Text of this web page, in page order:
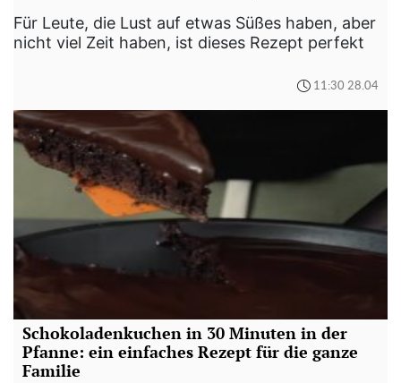
Für Leute, die Lust auf etwas Süßes haben, aber
nicht viel Zeit haben, ist dieses Rezept perfekt
11:30 28.04
Schokoladenkuchen in 30 Minuten in der
Pfanne: ein einfaches Rezept für die ganze
Familie